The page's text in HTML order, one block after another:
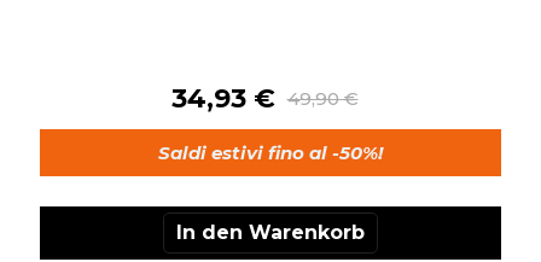
34,93 € 49,90 €
Saldi estivi fino al -50%!
In den Warenkorb